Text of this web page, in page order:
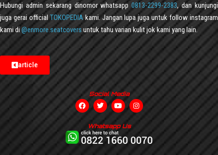
Hubungi admin sekarang dinomor whatsapp0813-2299-2383, dan kunjungi
juga gerai officialTOKOPEDIAkami. Jangan lupa juga untuk follow instagram
kami di@enmore.seatcovers untuk tahu varian kulit jok kami yang lain.
article
Social Media
Whatsapp Us